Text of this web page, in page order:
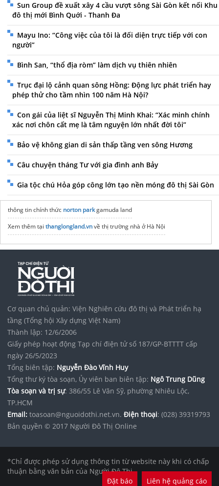
Sun Group đề xuất xây 4 cầu vượt sông Sài Gòn kết nối Khu
đô thị mới Bình Quới - Thanh Đa
Mayu Ino: “Công việc của tôi là đối diện trực tiếp với con
người”
Bình San, “thổ địa ròm” làm dịch vụ thiên nhiên
Trục đại lộ cảnh quan sông Hồng: Động lực phát triển hay
phép thử cho tầm nhìn 100 năm Hà Nội?
Con gái của liệt sĩ Nguyễn Thị Minh Khai: “Xác minh chính
xác nơi chôn cất mẹ là tâm nguyện lớn nhất đời tôi”
Bảo vệ không gian di sản thấp tầng ven sông Hương
Câu chuyện tháng Tư với gia đình anh Bảy
Gia tộc chú Hỏa góp công lớn tạo nền móng đô thị Sài Gòn
thông tin chính thức norton parkgamuda land
Xem thêm tại thanglongland.vnvề thị trường nhà ở Hà Nội
Cơ quan chủ quản: Viện Nghiên cứu đô thị và Phát triển hạ
tầng (Tổng hội Xây dựng Việt Nam)
Thành lập: 12/6/2006
Giấy phép hoạt động Tạp chí điện tử số 187/GP-BTTTT cấp
ngày 26/5/2023
Tổng biên tập: Nguyễn Đào Vĩnh Huy
Tổng thư ký tòa soạn, Ủy viên ban biên tập: Ngô Trung Dũng
Tòa soạn và trị sự: 386/55 Lê Văn Sỹ, phường Nhiêu Lộc,
TP.HCM
Email: toasoan@nguoidothi.net.vn. Điện thoại: (028) 39319793
Bản quyền © 2017 Người Đô Thị Online
*Chỉ được phép sử dụng thông tin từ website này khi có chấp
thuận bằng văn bản của Người Đô Thị.
Đặt báo
Liên hệ quảng cáo